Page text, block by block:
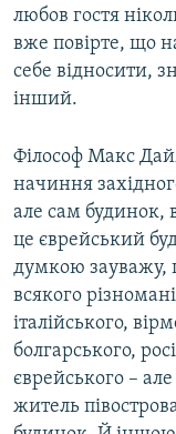
любов гостя
вже повірте, що
себе відносити,
інший.
Філософ Макс
начиння
але сам будинок,
це єврейський
думкою зауважу,
всякого
італійського,
болгарського,
єврейського –
житель